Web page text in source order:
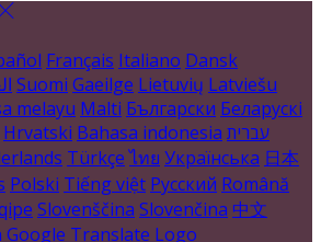
Français Italiano Dansk
Suomi Gaeilge Lietuvių Latviešu
melayu Malti Български Беларускі
Hrvatski Bahasa indonesia עברית
Türkçe ไทย Українська 日本
Polski Tiếng việt Русский Română
Slovenščina Slovenčina 中文